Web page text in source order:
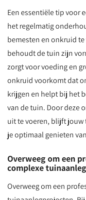
Een essentiële tip voor
het regelmatig
bemesten en onkruid
behoudt de tuin zijn
zorgt voor voeding en
onkruid voorkomt dat
krijgen en helpt bij het
van de tuin. Door deze
uit te voeren, blijft jouw
je optimaal genieten
Overweeg om een
complexe
Overweeg om een